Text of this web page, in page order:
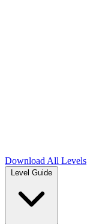
Download All Levels
Level Guide